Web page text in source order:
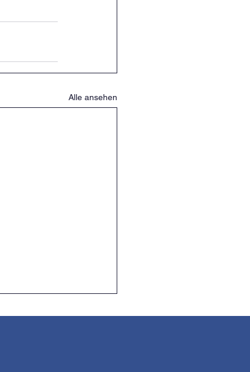
Alle ansehen